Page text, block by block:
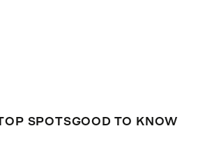
TOP SPOTSGOOD TO KNOW